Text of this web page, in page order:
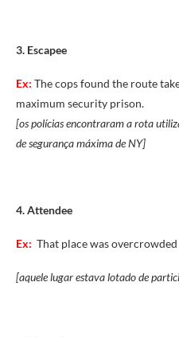
3. Escapee
Ex: The cops found the route
maximum security prison.
[os polícias encontraram a rota
de segurança máxima de NY]
4. Attendee
Ex: That placewasovercrowded
[aquele lugar estava lotado de